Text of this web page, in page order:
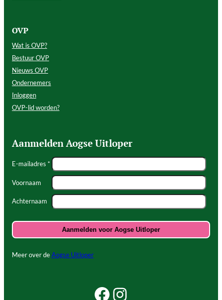
OVP
Wat is OVP?
Bestuur OVP
Nieuws OVP
Ondernemers
Inloggen
OVP-lid worden?
Aanmelden Aogse Uitloper
E-mailadres *
Voornaam
Achternaam
Meer over deAogse Uitloper
Facebook Beleef Princenhage
Instagram Beleef Princenhage